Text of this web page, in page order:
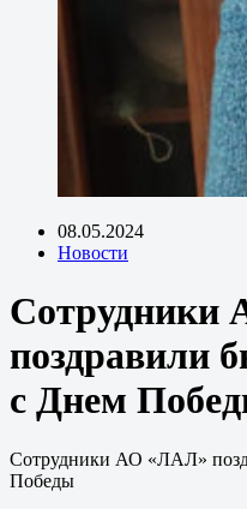
08.05.2024
Новости
поздравили
с Днем
Сотрудники АО «ЛАЛ»
Победы